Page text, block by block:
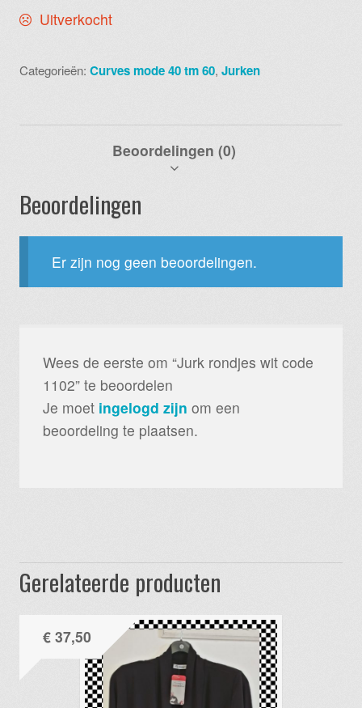
Uitverkocht
Categorieën:Curves mode 40 tm 60,Jurken
Beoordelingen (0)
Beoordelingen
Er zijn nog geen beoordelingen.
Wees de eerste om “Jurk rondjes wit code
1102” te beoordelen
Je moet ingelogd zijn om een
beoordeling te plaatsen.
Gerelateerde producten
€37,50